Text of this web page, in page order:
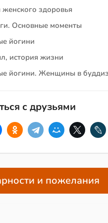
здоровья
Основные моменты
йогини
история жизни
йогини. Женщины в
с друзьями
и пожелания